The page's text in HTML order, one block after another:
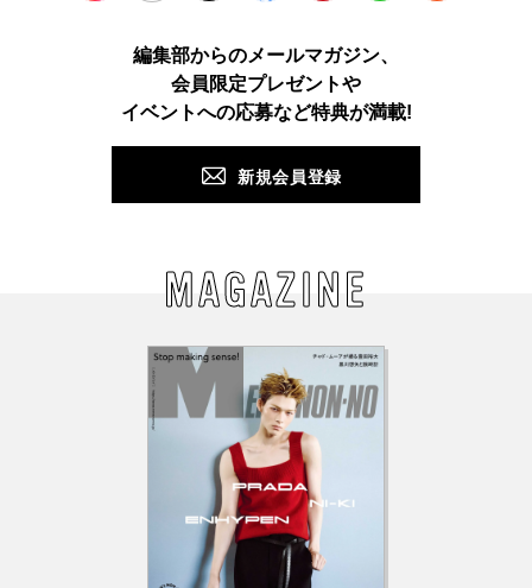
TikTok Facebook Pinterest LINE
編集部からのメールマガジン、
会員限定プレゼントや
イベントへの応募など特典が満載!
新規会員登録
MAGAZINE